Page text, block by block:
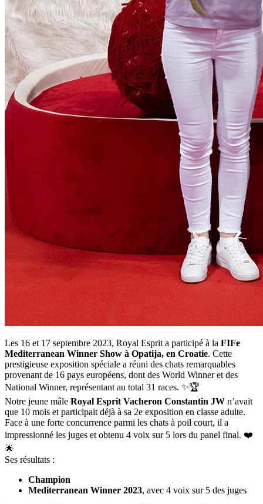
Les 16 et 17 septembre 2023, Royal Esprit a participé à la FIFe
Mediterranean Winner Show à Opatija, en Croatie. Cette
prestigieuse exposition spéciale a réuni des chats remarquables
provenant de 16 pays européens, dont des World Winner et des
National Winner, représentant au total 31 races. ✨🏆
Notre jeune mâle Royal Esprit Vacheron Constantin JW n’avait
que 10 mois et participait déjà à sa 2e exposition en classe adulte.
Face à une forte concurrence parmi les chats à poil court, il a
impressionné les juges et obtenu 4 voix sur 5 lors du panel final. ❤️
🌟
Ses résultats :
Champion
Mediterranean Winner 2023, avec 4 voix sur 5 des juges